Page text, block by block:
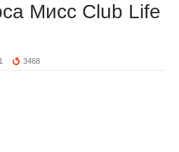
Мисс Club Life
3468